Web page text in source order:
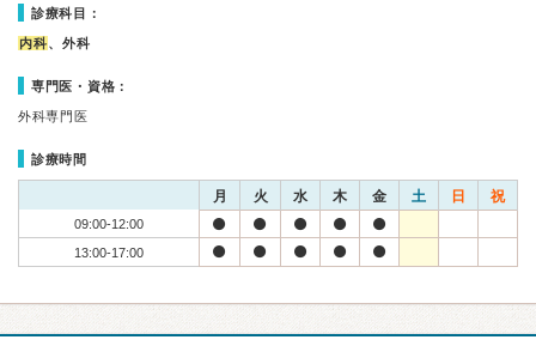
診療科目：
内科、外科
専門医・資格：
外科専門医
診療時間
月 火 水 木 金 土 日 祝
09:00-12:00
13:00-17:00